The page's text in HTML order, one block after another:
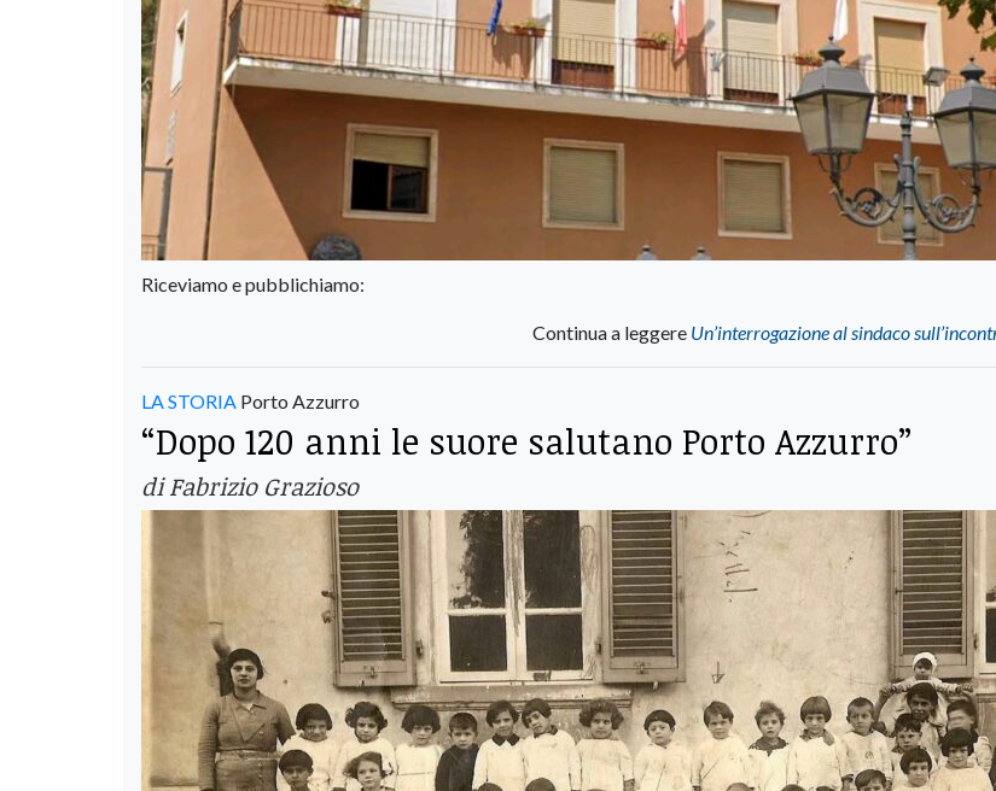
Riceviamo e pubblichiamo:
Continua a leggere Un’interrogazione al sindaco
LA STORIA Porto Azzurro
“Dopo 120 anni le suore salutano Porto Azzurro”
di Fabrizio Grazioso